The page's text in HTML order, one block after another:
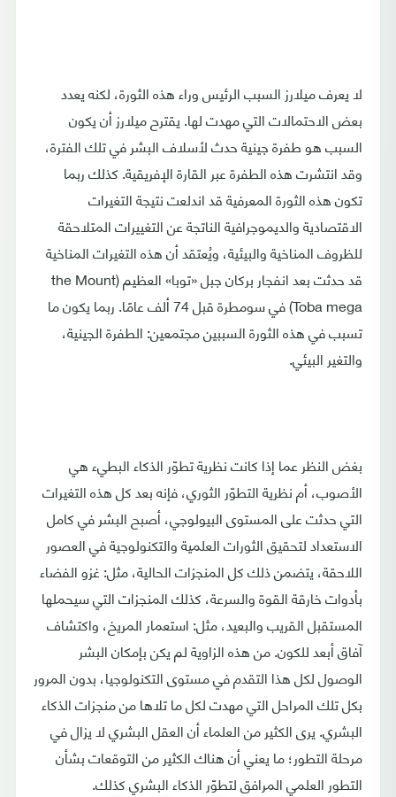
لا يعرف ميلارز السبب الرئيس وراء هذه الثورة، لكنه يعدد
بعض الاحتمالات التي مهدت لها. يقترح ميلارز أن يكون
السبب هو طفرة جينية حدث لأسلاف البشر في تلك الفترة،
وقد انتشرت هذه الطفرة عبر القارة الإفريقية. كذلك ربما
تكون هذه الثورة المعرفية قد اندلعت نتيجة التغيرات
الاقتصادية والديموجرافية الناتجة عن التغييرات المتلاحقة
للظروف المناخية والبيئية، ويُعتقد أن هذه التغيرات المناخية
قد حدثت بعد انفجار بركان جبل «توبا» العظيم (the Mount
Toba mega) في سومطرة قبل 74 ألف عامًا. ربما يكون ما
تسبب في هذه الثورة السببين مجتمعين: الطفرة الجينية،
والتغير البيئي.
بغض النظر عما إذا كانت نظرية تطوّر الذكاء البطيء هي
الأصوب، أم نظرية التطوّر الثوري، فإنه بعد كل هذه التغيرات
التي حدثت على المستوى البيولوجي، أصبح البشر في كامل
الاستعداد لتحقيق الثورات العلمية والتكنولوجية في العصور
اللاحقة، يتضمن ذلك كل المنجزات الحالية، مثل: غزو الفضاء
بأدوات خارقة القوة والسرعة، كذلك المنجزات التي سيحملها
المستقبل القريب والبعيد، مثل: استعمار المريخ، واكتشاف
آفاق أبعد للكون. من هذه الزاوية لم يكن بإمكان البشر
الوصول لكل هذا التقدم في مستوى التكنولوجيا، بدون المرور
بكل تلك المراحل التي مهدت لكل ما تلاها من منجزات الذكاء
البشري. يرى الكثير من العلماء أن العقل البشري لا يزال في
مرحلة التطور؛ ما يعني أن هناك الكثير من التوقعات بشأن
التطور العلمي المرافق لتطوّر الذكاء البشري كذلك.